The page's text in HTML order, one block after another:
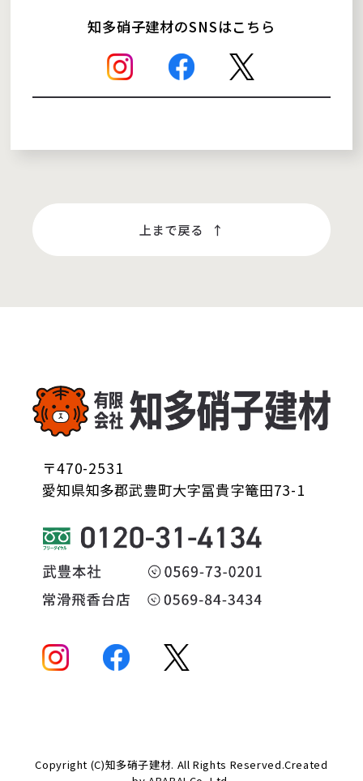
知多硝子建材のSNSはこちら
〒470-2531
愛知県知多郡武豊町大字冨貴字篭田73-1
Copyright (C)知多硝子建材. All Rights Reserved.Created